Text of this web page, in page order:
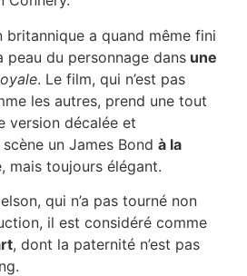
britannique a quand même fini
peau du personnage dans une
. Le film, qui n’est pas
les autres, prend une tout
version décalée et
un James Bond à la
mais toujours élégant.
qui n’a pas tourné non
il est considéré comme
, dont la paternité n’est pas